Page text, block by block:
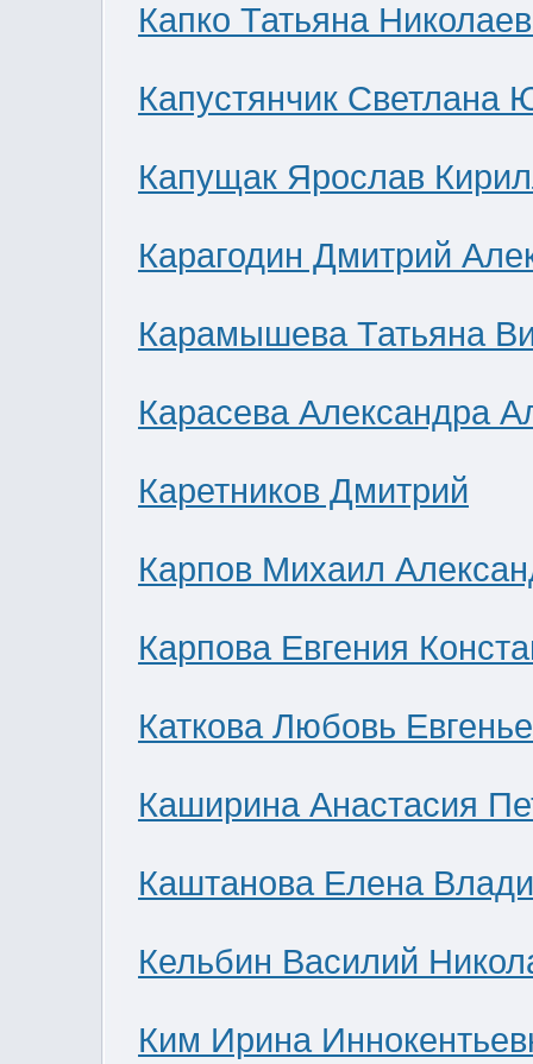
Капко Татьяна
Капустянчик Светлана
Капущак Ярослав
Карагодин Дмитрий
Карамышева Татьяна
Карасева Александра
Каретников Дмитрий
Карпов Михаил
Карпова Евгения
Каткова Любовь
Каширина Анастасия
Каштанова Елена
Кельбин Василий
Ким Ирина